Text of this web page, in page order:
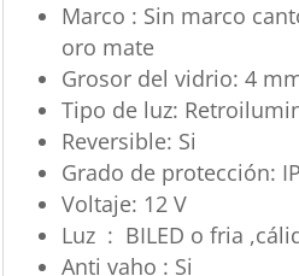
Marco : Sin marco
oro mate
Grosor del vidrio: 4
Tipo de luz:
Reversible: Si
Grado de protección:
Voltaje: 12 V
Luz : BILED o fria
Anti vaho : Si